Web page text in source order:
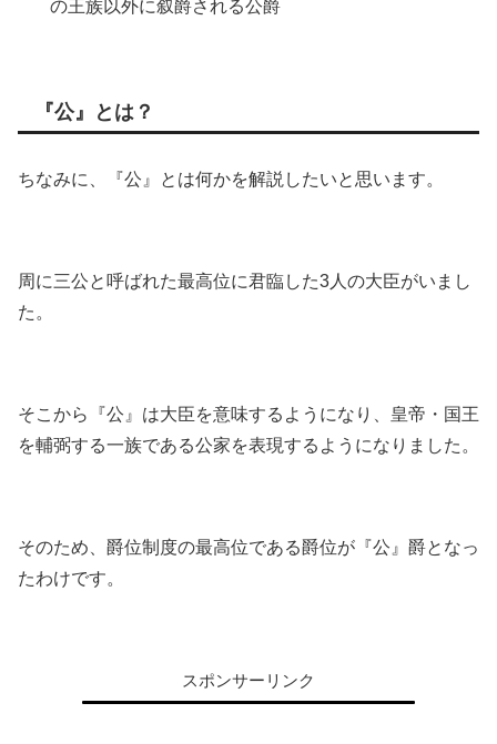
の王族以外に叙爵される公爵
『公』とは？
ちなみに、『公』とは何かを解説したいと思います。
周に三公と呼ばれた最高位に君臨した3人の大臣がいまし
た。
そこから『公』は大臣を意味するようになり、皇帝・国王
を輔弼する一族である公家を表現するようになりました。
そのため、爵位制度の最高位である爵位が『公』爵となっ
たわけです。
スポンサーリンク